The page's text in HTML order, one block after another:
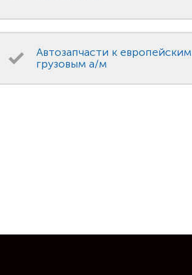
Автозапчасти к европейским
грузовым а/м